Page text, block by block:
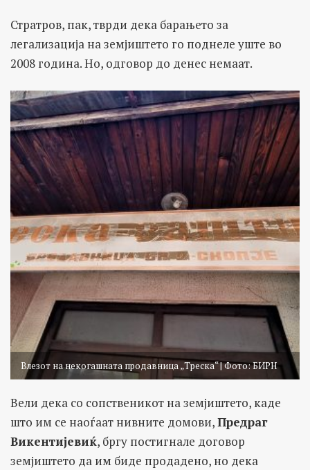
Стратров, пак, тврди дека барањето за
легализација на земјиштето го поднеле уште во
2008 година. Но, одговор до денес немаат.
Влезот на некогашната продавница „Треска“ | Фото: БИРН
Вели дека со сопственикот на земјиштето, каде
што им се наоѓаат нивните домови,Предраг
Викентијевиќ, бргу постигнале договор
земјиштето да им биде продадено, но дека